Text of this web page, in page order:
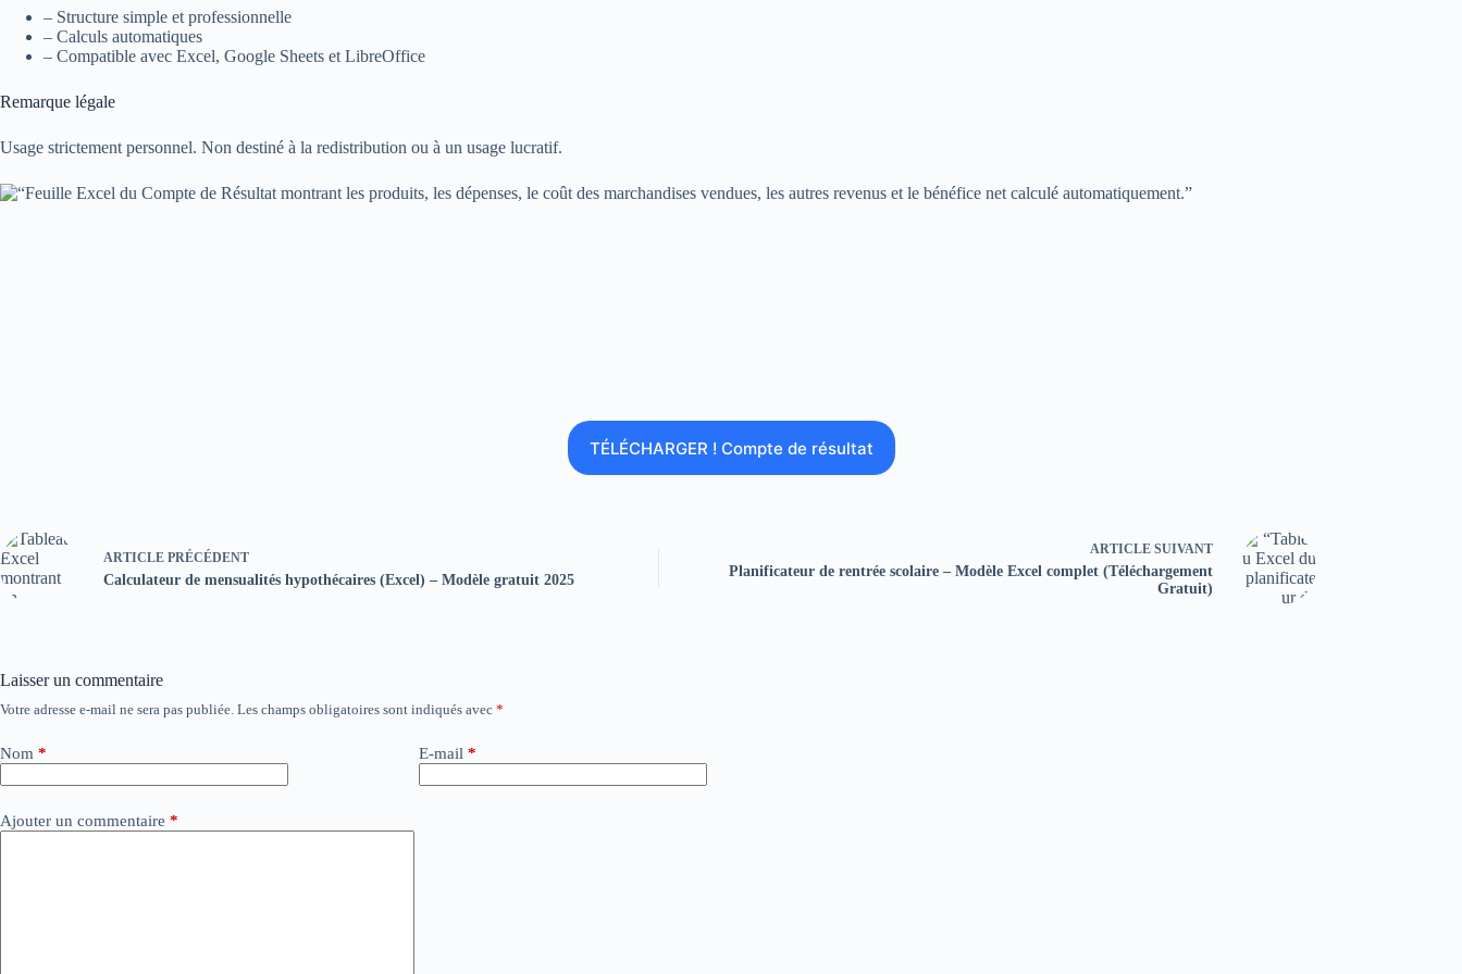
– Structure simple et professionnelle
– Calculs automatiques
– Compatible avec Excel, Google Sheets et LibreOffice
Remarque légale
Usage strictement personnel. Non destiné à la redistribution ou à un usage lucratif.
TÉLÉCHARGER ! Compte de résultat
ARTICLE PRÉCÉDENT
Calculateur de mensualités hypothécaires (Excel) – Modèle gratuit 2025
ARTICLESUIVANT
Planificateur de rentrée scolaire – Modèle Excel complet (Téléchargement
Gratuit)
Laisser un commentaire
Votre adresse e-mail ne sera pas publiée. Les champs obligatoires sont indiqués avec *
Nom * E-mail *
Ajouter un commentaire *